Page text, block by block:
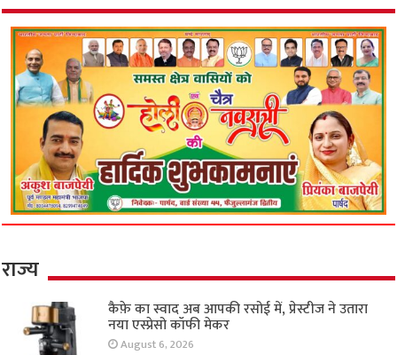
राज्य
कैफ़े का स्वाद अब आपकी रसोई में, प्रेस्टीज ने उतारा
नया एस्प्रेसो कॉफी मेकर
August 6, 2026